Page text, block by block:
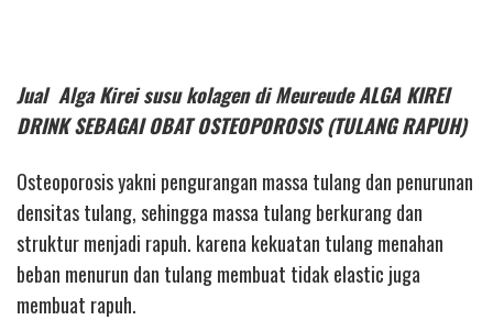
Jual Alga Kirei susu kolagen di Meureude ALGA KIREI
DRINK SEBAGAI OBAT OSTEOPOROSIS (TULANG RAPUH)
Osteoporosis yakni pengurangan massa tulang dan penurunan
densitas tulang, sehingga massa tulang berkurang dan
struktur menjadi rapuh. karena kekuatan tulang menahan
beban menurun dan tulang membuat tidak elastic juga
membuat rapuh.